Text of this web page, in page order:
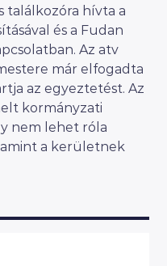
találkozóra hívta a
és a Fudan
Az atv
már elfogadta
az egyeztetést. Az
kormányzati
nem lehet róla
a kerületnek